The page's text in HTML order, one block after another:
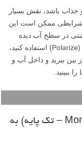
جذاب باشد، نقش بسیار
شرایطی ممکن است این
در سطح آب دیده
شوند. در چنین شرایطی باید از فیلتر های پلاریزه (Polarize) استفاده کنید،
بین ببرید و داخل آب و
ببینید.
چه زمانی و چگونه از مونوپاد (Monopod – تک پایه) به